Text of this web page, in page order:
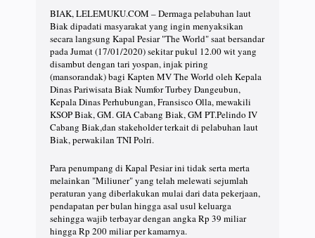
BIAK, LELEMUKU.COM – Dermaga pelabuhan laut
Biak dipadati masyarakat yang ingin menyaksikan
secara langsung Kapal Pesiar "The World" saat bersandar
pada Jumat (17/01/2020) sekitar pukul 12.00 wit yang
disambut dengan tari yospan, injak piring
(mansorandak) bagi Kapten MV The World oleh Kepala
Dinas Pariwisata Biak Numfor Turbey Dangeubun,
Kepala Dinas Perhubungan, Fransisco Olla, mewakili
KSOP Biak, GM. GIA Cabang Biak, GM PT.Pelindo IV
Cabang Biak,dan stakeholder terkait di pelabuhan laut
Biak, perwakilan TNI Polri.
Para penumpang di Kapal Pesiar ini tidak serta merta
melainkan "Miliuner" yang telah melewati sejumlah
peraturan yang diberlakukan mulai dari data pekerjaan,
pendapatan per bulan hingga asal usul keluarga
sehingga wajib terbayar dengan angka Rp 39 miliar
hingga Rp 200 miliar per kamarnya.